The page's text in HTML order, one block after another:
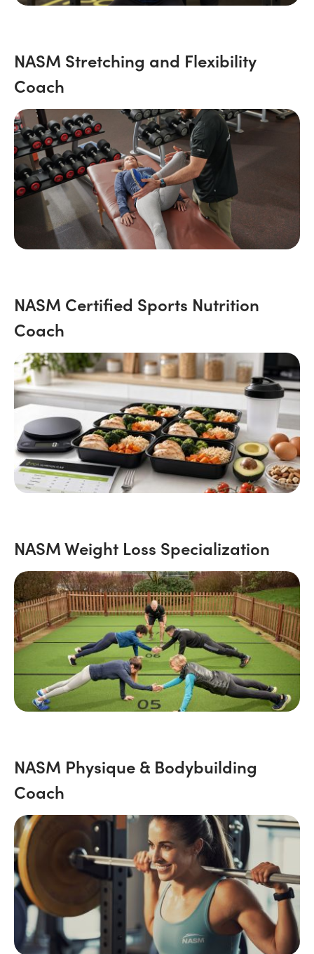
NASM Stretching and Flexibility
Coach
NASM Certified Sports Nutrition
Coach
NASM Weight Loss Specialization
NASM Physique & Bodybuilding
Coach